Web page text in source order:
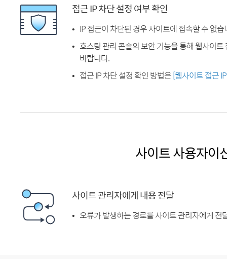
접근 IP 차단 설정 여부 확인
IP 접근이 차단된 경우 사이트에 접속할 수 없습
호스팅 관리 콘솔의 보안 기능을 통해 웹사이
바랍니다.
접근 IP 차단 설정 확인 방법은[웹사이트 접근
사이트 사용자이
사이트 관리자에게 내용 전달
오류가 발생하는 경로를 사이트 관리자에게 전